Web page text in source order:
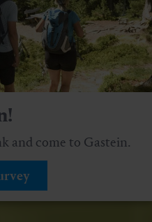
and come to Gastein.